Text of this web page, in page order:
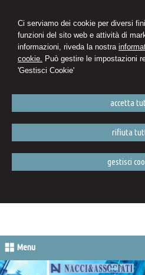
Ci serviamo dei cookie per diversi
funzioni del sito web e attività di
informazioni, riveda la nostra
cookie. Può gestire le impostazioni
'Gestisci Cookie'
accetta
rifiuta
gestisci
Menu